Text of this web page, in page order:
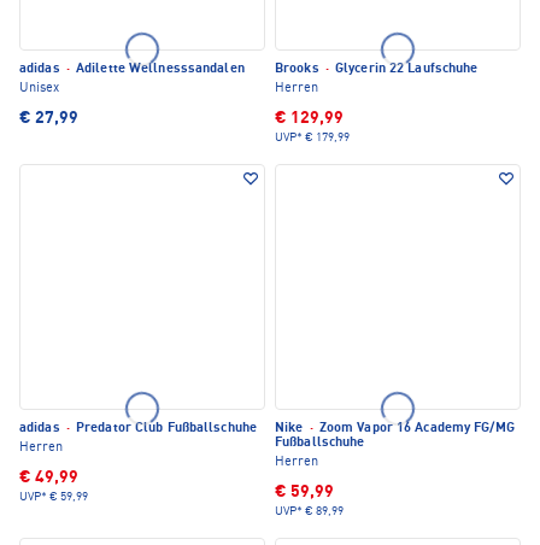
adidas · Adilette Wellnesssandalen
Unisex
€ 27,99
Brooks · Glycerin 22 Laufschuhe
Herren
€ 129,99
UVP* € 179,99
adidas · Predator Club Fußballschuhe
Herren
€ 49,99
UVP* € 59,99
Nike · Zoom Vapor 16 Academy FG/MG
Fußballschuhe
Herren
€ 59,99
UVP* € 89,99